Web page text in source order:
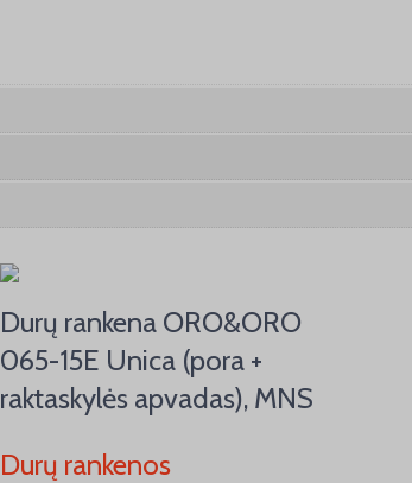
Durų rankena ORO&ORO
065-15E Unica (pora +
raktaskylės apvadas), MNS
Durų rankenos